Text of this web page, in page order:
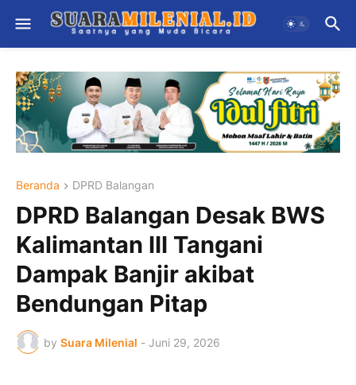
Beranda DPRD Balangan
DPRD Balangan Desak BWS
Kalimantan III Tangani
Dampak Banjir akibat
Bendungan Pitap
by Suara Milenial - Juni 29, 2026